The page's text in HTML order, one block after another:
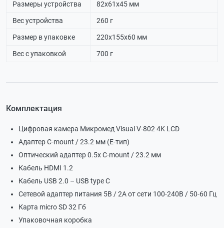
Размеры устройства 82х61х45 мм
Вес устройства 260 г
Размер в упаковке 220х155х60 мм
Вес с упаковкой 700 г
Комплектация
Цифровая камера Микромед Visual V-802 4K LCD
Адаптер C-mount / 23.2 мм (Е-тип)
Оптический адаптер 0.5х C-mount / 23.2 мм
Кабель HDMI 1.2
Кабель USB 2.0 – USB type C
Сетевой адаптер питания 5В / 2А от сети 100-240В / 50-60 Гц
Карта micro SD 32 Гб
Упаковочная коробка